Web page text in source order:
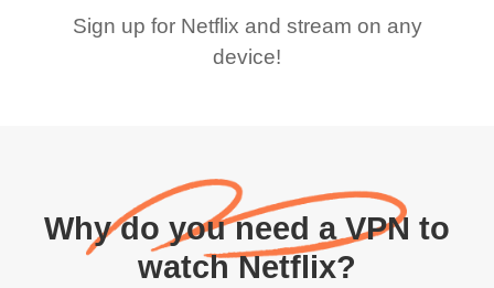
Sign up for Netflix and stream on any
device!
Why do you need a VPN to
watch Netflix?